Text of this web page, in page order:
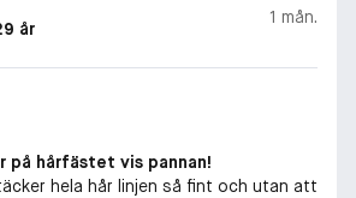
år
1 mån.
på hårfästet vis pannan!
hela hår linjen så fint och utan att